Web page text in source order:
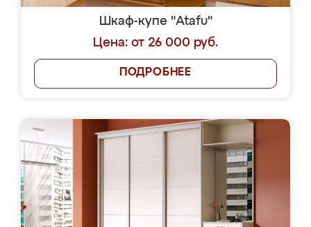
Шкаф-купе "Atafu"
Цена: от 26 000 руб.
ПОДРОБНЕЕ